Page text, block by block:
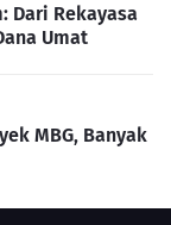
Dari Rekayasa
Umat
MBG, Banyak